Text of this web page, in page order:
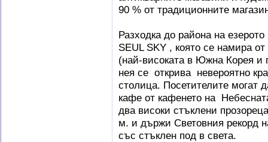
90 % от традиционните
Разходка до района на
SEUL SKY , която се намира
(най-високата в Южна Корея и
нея се открива невероятно
столица. Посетителите могат
кафе от кафенето на
два високи стъклени
м. и държи Световния рекорд
със стъклен под в света.